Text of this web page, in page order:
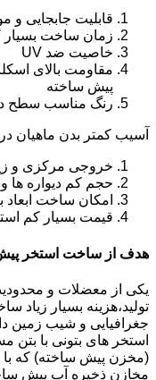
قابلیت جابجایی و
زمان ساخت بسیار
خاصیت ضد UV
مقاومت بالای
پیش ساخته
رنگ مناسب سطح
آسیب کمتر بدن ماهیان
خروجی مرکزی و
حجم کم دیواره ها
امکان ساخت ابعاد بزرگ از قطر3.5 تا 12
قیمت بسیار کم
هدف از ساخت استخر
یکی از معضلات و
تولید،هزینه بسیار
جغرافیایی و شیب زمین
استخر های بتونی با
(مخزن پیش ساخته) که با
مخازن ذخیره آب پیش